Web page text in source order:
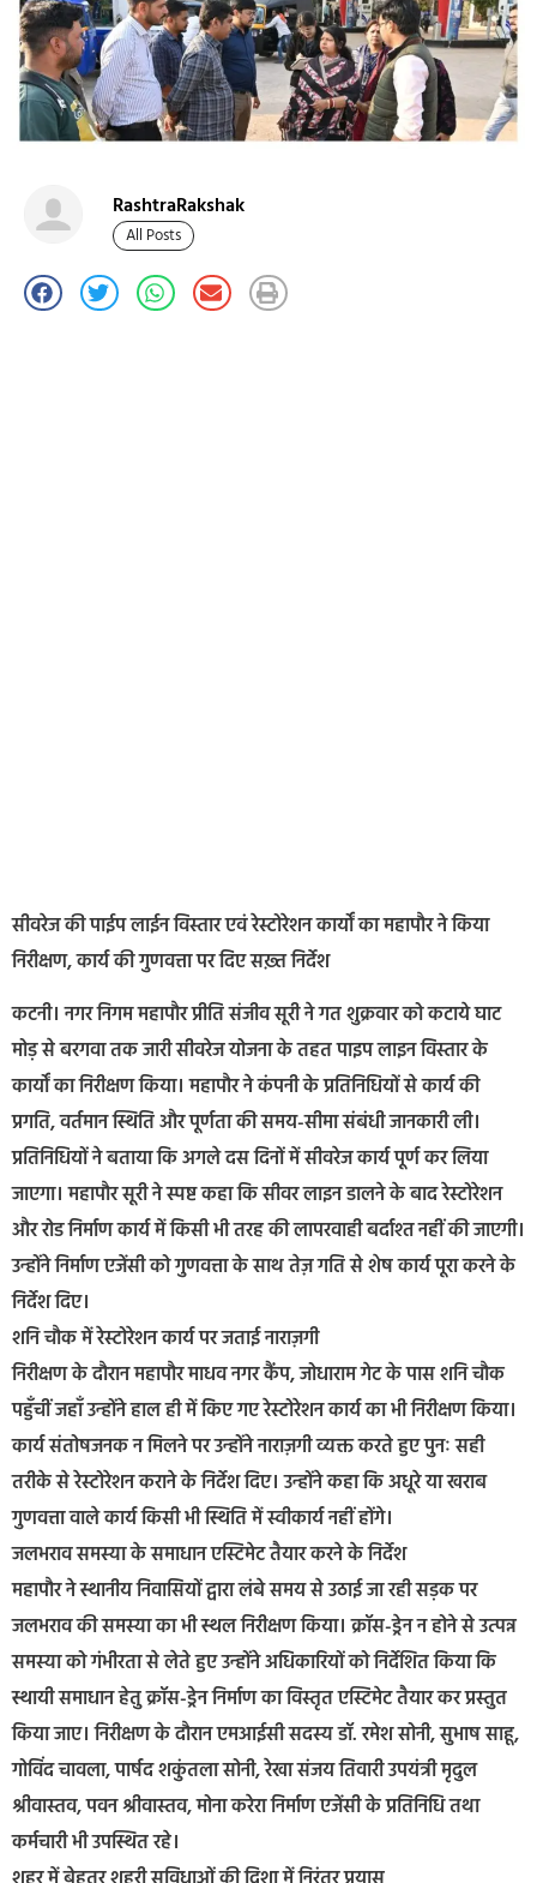
RashtraRakshak
All Posts
सीवरेज की पाईप लाईन विस्तार एवं रेस्टोरेशन कार्यों का महापौर ने किया
निरीक्षण, कार्य की गुणवत्ता पर दिए सख़्त निर्देश
कटनी। नगर निगम महापौर प्रीति संजीव सूरी ने गत शुक्रवार को कटाये घाट
मोड़ से बरगवा तक जारी सीवरेज योजना के तहत पाइप लाइन विस्तार के
कार्यों का निरीक्षण किया। महापौर ने कंपनी के प्रतिनिधियों से कार्य की
प्रगति, वर्तमान स्थिति और पूर्णता की समय-सीमा संबंधी जानकारी ली।
प्रतिनिधियों ने बताया कि अगले दस दिनों में सीवरेज कार्य पूर्ण कर लिया
जाएगा। महापौर सूरी ने स्पष्ट कहा कि सीवर लाइन डालने के बाद रेस्टोरेशन
और रोड निर्माण कार्य में किसी भी तरह की लापरवाही बर्दाश्त नहीं की जाएगी।
उन्होंने निर्माण एजेंसी को गुणवत्ता के साथ तेज़ गति से शेष कार्य पूरा करने के
निर्देश दिए।
शनि चौक में रेस्टोरेशन कार्य पर जताई नाराज़गी
निरीक्षण के दौरान महापौर माधव नगर कैंप, जोधाराम गेट के पास शनि चौक
पहुँचीं जहाँ उन्होंने हाल ही में किए गए रेस्टोरेशन कार्य का भी निरीक्षण किया।
कार्य संतोषजनक न मिलने पर उन्होंने नाराज़गी व्यक्त करते हुए पुनः सही
तरीके से रेस्टोरेशन कराने के निर्देश दिए। उन्होंने कहा कि अधूरे या खराब
गुणवत्ता वाले कार्य किसी भी स्थिति में स्वीकार्य नहीं होंगे।
जलभराव समस्या के समाधान एस्टिमेट तैयार करने के निर्देश
महापौर ने स्थानीय निवासियों द्वारा लंबे समय से उठाई जा रही सड़क पर
जलभराव की समस्या का भी स्थल निरीक्षण किया। क्रॉस-ड्रेन न होने से उत्पन्न
समस्या को गंभीरता से लेते हुए उन्होंने अधिकारियों को निर्देशित किया कि
स्थायी समाधान हेतु क्रॉस-ड्रेन निर्माण का विस्तृत एस्टिमेट तैयार कर प्रस्तुत
किया जाए। निरीक्षण के दौरान एमआईसी सदस्य डॉ. रमेश सोनी, सुभाष साहू,
गोविंद चावला, पार्षद शकुंतला सोनी, रेखा संजय तिवारी उपयंत्री मृदुल
श्रीवास्तव, पवन श्रीवास्तव, मोना करेरा निर्माण एजेंसी के प्रतिनिधि तथा
कर्मचारी भी उपस्थित रहे।